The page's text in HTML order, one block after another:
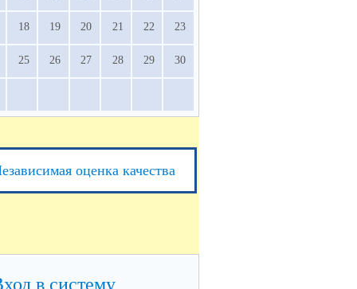
18 19 20 21 22 23
25 26 27 28 29 30
оценка качества
в систему